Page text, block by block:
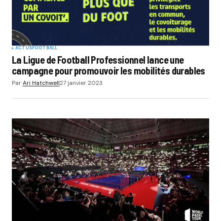
ACTUSFOOTBALL
La Ligue de Football Professionnel lance une
campagne pour promouvoir les mobilités durables
ParAri Hatchwell27 janvier 2023